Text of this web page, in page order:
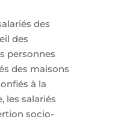
des
des
personnes
des maisons
à la
les salariés
socio-